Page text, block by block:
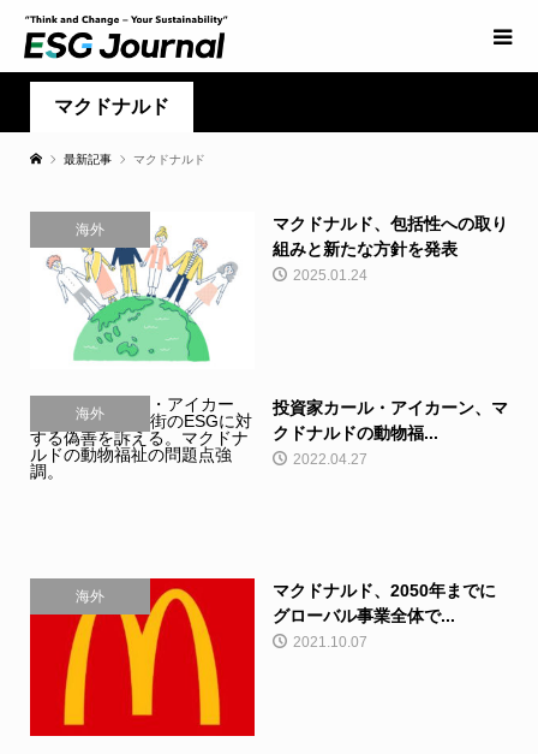
マクドナルド
最新記事 マクドナルド
海外
マクドナルド、包括性への取り
組みと新たな方針を発表
2025.01.24
海外
投資家カール・アイカーン、マ
クドナルドの動物福...
2022.04.27
海外
マクドナルド、2050年までに
グローバル事業全体で...
2021.10.07